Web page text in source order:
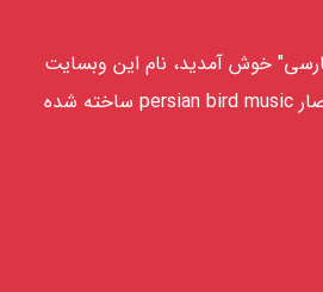
خوش آمدید، نام این وبسایت
pbmusic است و از اختصار persian bird music ساخته شده